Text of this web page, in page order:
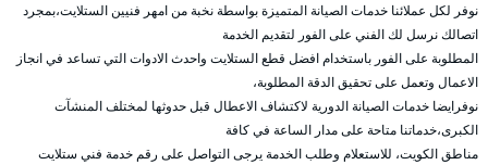
نوفر لكل عملائنا خدمات الصيانة المتميزة بواسطة نخبة من امهر فنيين الستلايت،بمجرد
اتصالك نرسل لك الفني على الفور لتقديم الخدمة
المطلوبة على الفور باستخدام افضل قطع الستلايت واحدث الادوات التي تساعد في انجاز
الاعمال وتعمل على تحقيق الدقة المطلوبة،
نوفرايضا خدمات الصيانة الدورية لاكتشاف الاعطال قبل حدوثها لمختلف المنشآت
الكبرى،خدماتنا متاحة على مدار الساعة في كافة
مناطق الكويت، للاستعلام وطلب الخدمة يرجى التواصل على رقم خدمة فني ستلايت